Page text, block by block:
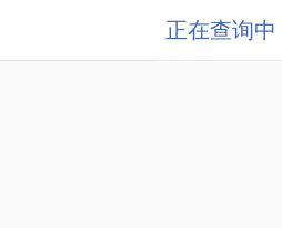
正在查询中